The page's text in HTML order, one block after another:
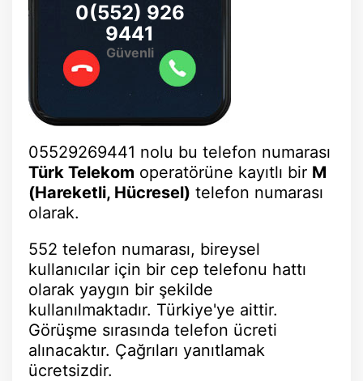
0(552) 926
9441
Güvenli
05529269441 nolu bu telefon numarası
Türk Telekom operatörüne kayıtlı bir M
(Hareketli, Hücresel) telefon numarası
olarak.
552 telefon numarası, bireysel
kullanıcılar için bir cep telefonu hattı
olarak yaygın bir şekilde
kullanılmaktadır. Türkiye'ye aittir.
Görüşme sırasında telefon ücreti
alınacaktır. Çağrıları yanıtlamak
ücretsizdir.